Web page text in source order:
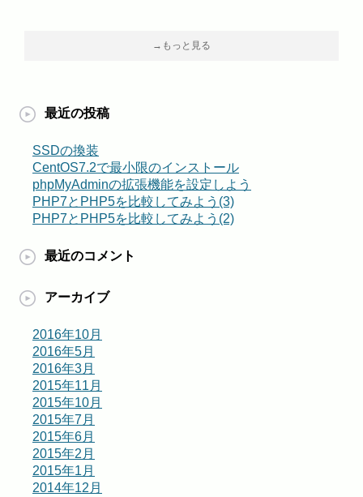
→もっと見る
最近の投稿
SSDの換装
CentOS7.2で最小限のインストール
phpMyAdminの拡張機能を設定しよう
PHP7とPHP5を比較してみよう(3)
PHP7とPHP5を比較してみよう(2)
最近のコメント
アーカイブ
2016年10月
2016年5月
2016年3月
2015年11月
2015年10月
2015年7月
2015年6月
2015年2月
2015年1月
2014年12月